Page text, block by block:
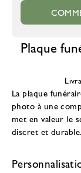
Plaque
La plaque
photo à une
met en valeur le
discret et durable.